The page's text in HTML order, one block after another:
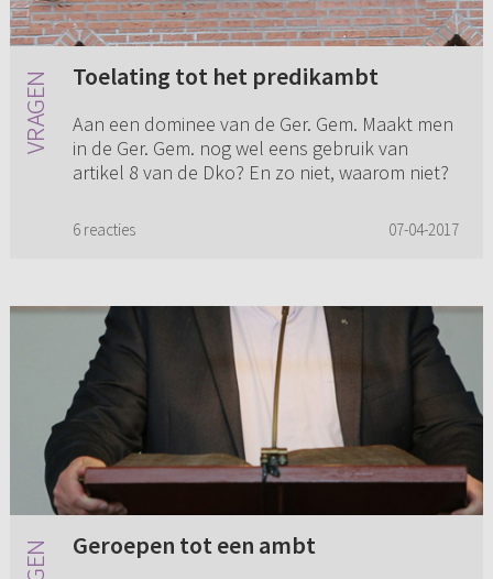
Toelating tot het predikambt
Aan een dominee van de Ger. Gem. Maakt men
in de Ger. Gem. nog wel eens gebruik van
artikel 8 van de Dko? En zo niet, waarom niet?
6 reacties 07-04-2017
Geroepen tot een ambt